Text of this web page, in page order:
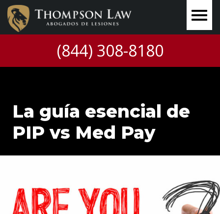
(844) 308-8180
La guía esencial de
PIP vs Med Pay